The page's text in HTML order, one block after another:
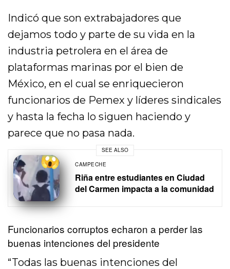
Indicó que son extrabajadores que
dejamos todo y parte de su vida en la
industria petrolera en el área de
plataformas marinas por el bien de
México, en el cual se enriquecieron
funcionarios de Pemex y líderes sindicales
y hasta la fecha lo siguen haciendo y
parece que no pasa nada.
SEE ALSO
CAMPECHE
Riña entre estudiantes en Ciudad
del Carmen impacta a la comunidad
Funcionarios corruptos echaron a perder las
buenas intenciones del presidente
“Todas las buenas intenciones del